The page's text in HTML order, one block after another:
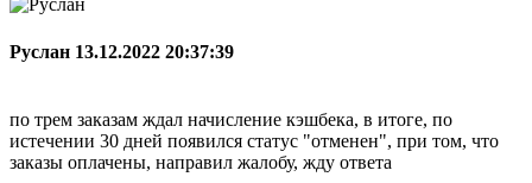
Руслан 13.12.2022 20:37:39
по трем заказам ждал начисление кэшбека, в итоге, по
истечении 30 дней появился статус "отменен", при том, что
заказы оплачены, направил жалобу, жду ответа